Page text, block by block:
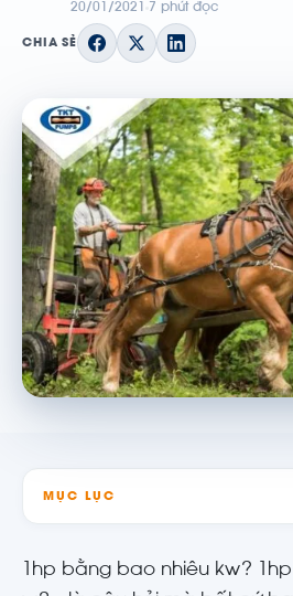
20/01/2021 7 phút đọc
CHIA SẺ
MỤC LỤC
1hp bằng bao nhiêu kw?